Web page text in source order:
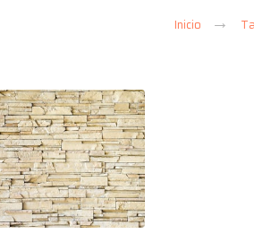
Inicio